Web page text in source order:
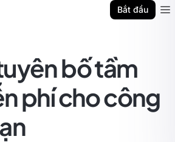
Bắt đầu
bố tầm
phí cho công